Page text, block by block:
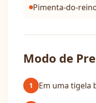
Pimenta-do-
Modo de
1 Em uma tigela